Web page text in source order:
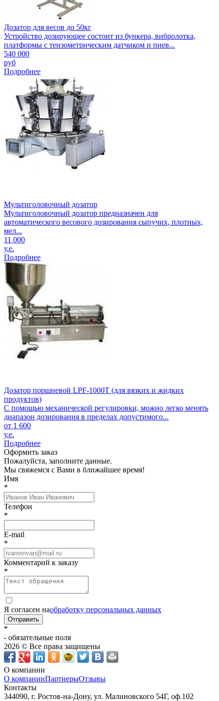
Дозатор для весов до 50кг
Устройство дозирующее состоит из бункера, вибролотка,
платформы с тензометрическим датчиком и пнев...
540 000
руб
Подробнее
Мультиголовочный дозатор
Мультиголовочный дозатор предназначен для
автоматического весового дозирования сыпучих, плотных,
мел...
11 000
у.е.
Подробнее
Дозатор поршневой LPF-1000T (для вязких и жидких
продуктов)
С помощью механической регулировки, можно легко менять
диапазон дозирования в пределах допустимого...
от 1 600
у.е.
Подробнее
Оформить заказ
Пожалуйста, заполните данные.
Мы свяжемся с Вами в ближайшее время!
Имя
*
Телефон
*
E-mail
*
Комментарий к заказу
*
Я согласен наобработку персональных данных
Отправить
*
- обязательные поля
2026 © Все права защищены
О компании
О компанииПартнерыОтзывы
Контакты
344090, г. Ростов-на-Дону, ул. Малиновского 54Г, оф.102